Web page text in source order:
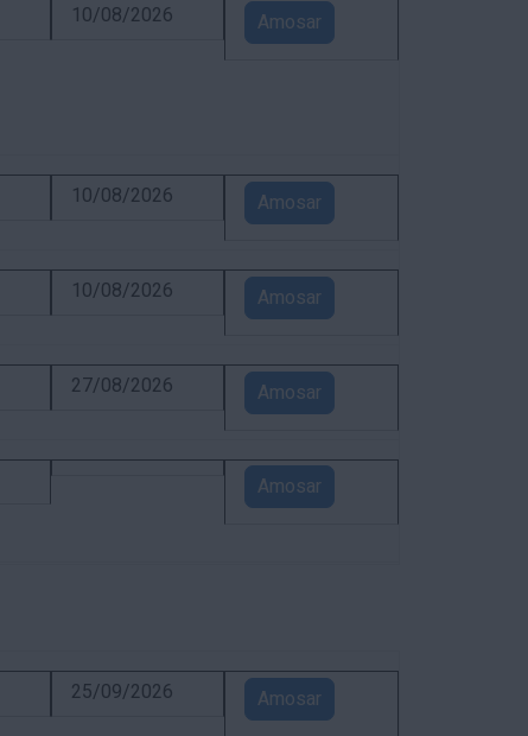
10/08/2026 Amosar
10/08/2026 Amosar
10/08/2026 Amosar
27/08/2026 Amosar
Amosar
25/09/2026 Amosar